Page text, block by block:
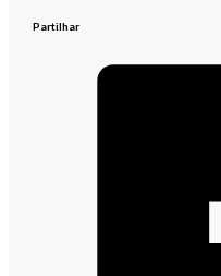
Partilhar